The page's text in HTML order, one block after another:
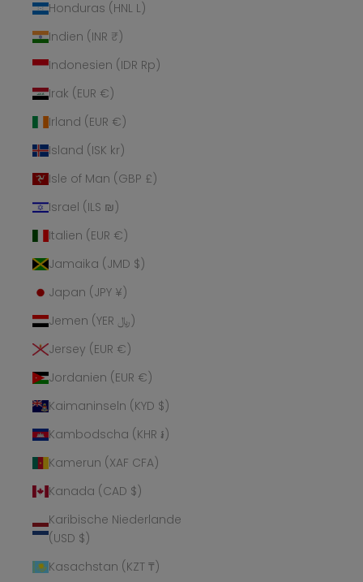
Honduras (HNL L)
Indien (INR ₹)
Indonesien (IDR Rp)
Irak (EUR €)
Irland (EUR €)
Island (ISK kr)
Isle of Man (GBP £)
Israel (ILS ₪)
Italien (EUR €)
Jamaika (JMD $)
Japan (JPY ¥)
Jemen (YER ﷼)
Jersey (EUR €)
Jordanien (EUR €)
Kaimaninseln (KYD $)
Kambodscha (KHR ៛)
Kamerun (XAF CFA)
Kanada (CAD $)
Karibische Niederlande
(USD $)
Kasachstan (KZT ₸)